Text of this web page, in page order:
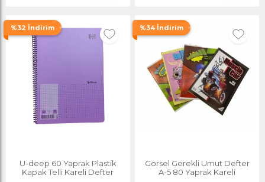
%32 İndirim
U-deep 60 Yaprak Plastik
Kapak Telli Kareli Defter
%34 İndirim
Görsel Gerekli Umut Defter
A-5 80 Yaprak Kareli